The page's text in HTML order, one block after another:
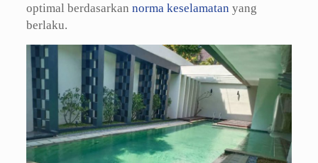
optimal berdasarkan norma keselamatan yang
berlaku.